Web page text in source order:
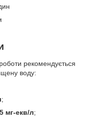
рекомендується
воду:
;
мг-екв/л;